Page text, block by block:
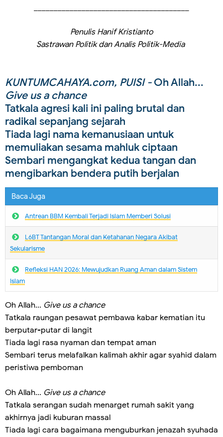
Penulis Hanif Kristianto
Sastrawan Politik dan Analis Politik-Media
KUNTUMCAHAYA.com, PUISI -Oh Allah...
Give us a chance
Tatkala agresi kali ini paling brutal dan
radikal sepanjang sejarah
Tiada lagi nama kemanusiaan untuk
memuliakan sesama mahluk ciptaan
Sembari mengangkat kedua tangan dan
mengibarkan bendera putih berjalan
Baca Juga
Antrean BBM Kembali Terjadi lslam Memberi Solusi
L6BT Tantangan Moral dan Ketahanan Negara Akibat
Sekularisme
Refleksi HAN 2026: Mewujudkan Ruang Aman dalam Sistem
Islam
Oh Allah... Give us a chance
Tatkala raungan pesawat pembawa kabar kematian itu
berputar-putar di langit
Tiada lagi rasa nyaman dan tempat aman
Sembari terus melafalkan kalimah akhir agar syahid dalam
peristiwa pemboman
Oh Allah... Give us a chance
Tatkala serangan sudah menarget rumah sakit yang
akhirnya jadi kuburan massal
Tiada lagi cara bagaimana menguburkan jenazah syuhada